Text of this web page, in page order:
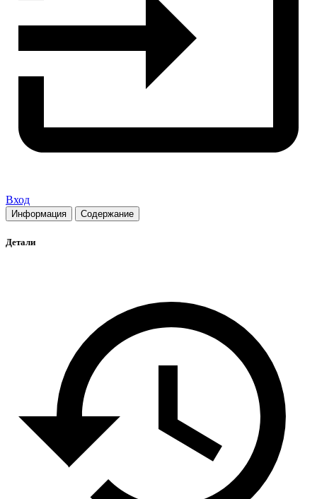
Вход
Информация Содержание
Детали